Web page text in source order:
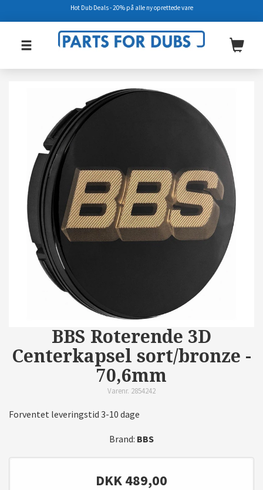
BBS Roterende 3D
Centerkapsel sort/bronze -
70,6mm
Varenr. 2854242
Forventet leveringstid 3-10 dage
Brand: BBS
DKK489,00
Hot Dub Deals - 20% på alle ny oprettede vare